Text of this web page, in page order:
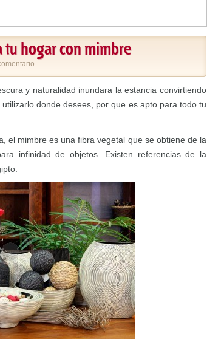
tu hogar con mimbre
y naturalidad inundara la estancia convirtiendo
donde desees, por que es apto para todo tu
el mimbre es una fibra vegetal que se obtiene de la
infinidad de objetos. Existen referencias de la